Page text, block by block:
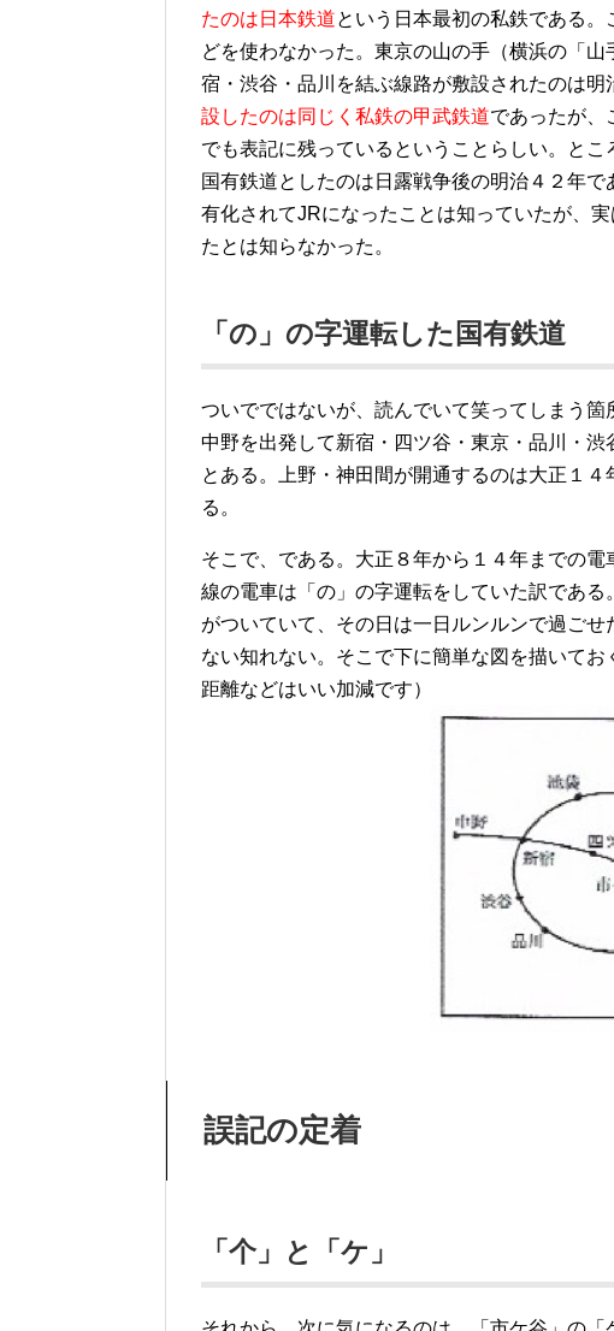
たのは日本鉄道という日本最初の私鉄である
どを使わなかった。東京の山の手（横浜の「
宿・渋谷・品川を結ぶ線路が敷設されたのは
設したのは同じく私鉄の甲武鉄道であったが、
でも表記に残っているということらしい。と
国有鉄道としたのは日露戦争後の明治４２年
有化されてJRになったことは知っていたが、
たとは知らなかった。
「の」の字運転した国有鉄道
ついでではないが、読んでいて笑ってしまう箇
中野を出発して新宿・四ツ谷・東京・品川・渋
とある。上野・神田間が開通するのは大正１
る。
そこで、である。大正８年から１４年までの
線の電車は「の」の字運転をしていた訳であ
がついていて、その日は一日ルンルンで過ご
ない知れない。そこで下に簡単な図を描いてお
距離などはいい加減です）
誤記の定着
「个」と「ケ」